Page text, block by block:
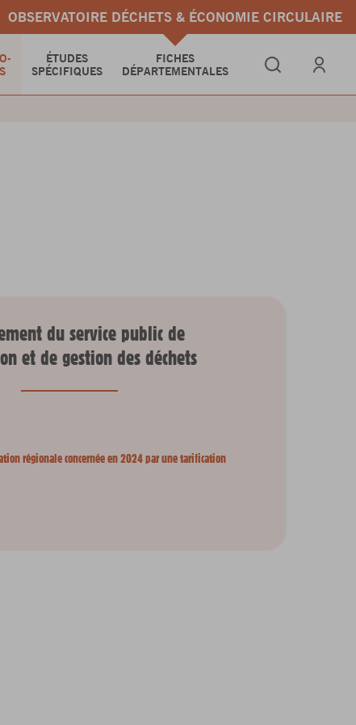
OBSERVATOIRE DÉCHETS & ÉCONOMIE CIRCULAIRE
ÉTUDES
SPÉCIFIQUES
FICHES
DÉPARTEMENTALES
du service public de
et de gestion des déchets
régionale concernée en 2024 par une tarification